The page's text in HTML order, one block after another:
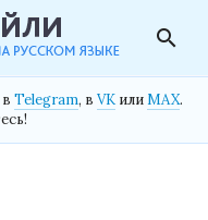
search
Telegram, в VK илиMAX.